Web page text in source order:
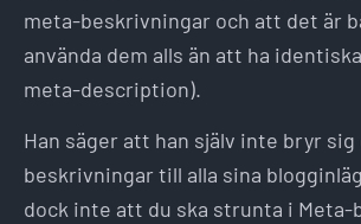
meta-beskrivningar och att det är
använda dem alls än att ha
meta-description).
Han säger att han själv inte bryr
beskrivningar till alla sina
dock inte att du ska strunta i Meta-